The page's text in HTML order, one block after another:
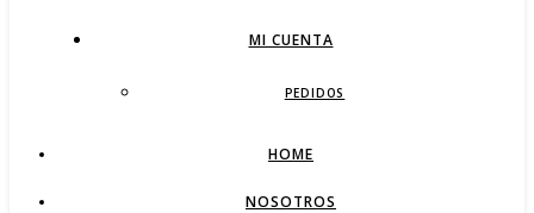
MI CUENTA
PEDIDOS
HOME
NOSOTROS